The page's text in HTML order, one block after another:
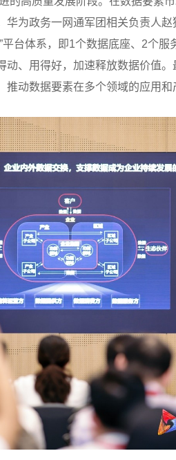
为政务一网通军团相关负责人
台体系，即1个数据底座、2个服
、用得好，加速释放数据价值
动数据要素在多个领域的应用和